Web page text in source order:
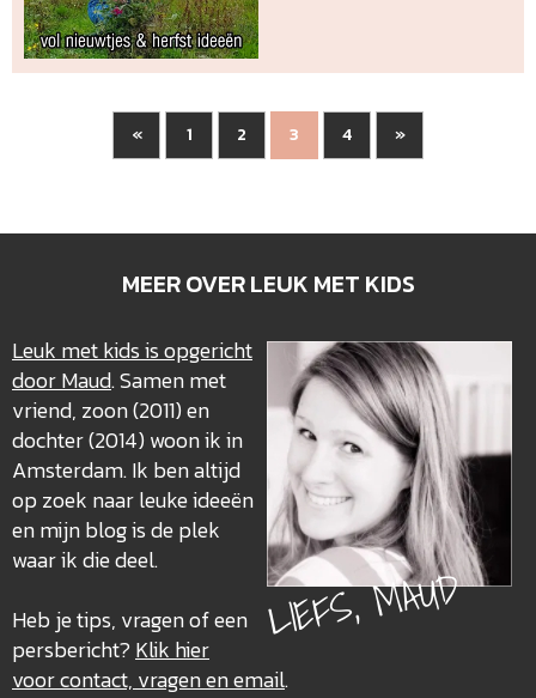
« 1 2 3 4 »
MEER OVER LEUK MET KIDS
LIEFS, MAUD
Leuk met kids is opgericht
door Maud. Samen met
vriend, zoon (2011) en
dochter (2014) woon ik in
Amsterdam. Ik ben altijd
op zoek naar leuke ideeën
en mijn blog is de plek
waar ik die deel.
Heb je tips, vragen of een
persbericht? Klik hier
voor contact, vragen en email.